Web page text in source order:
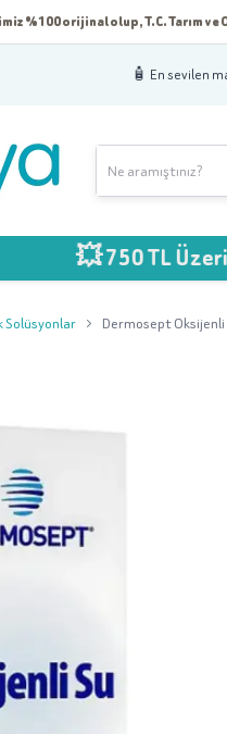
%100 orijinal olup, T.C. Tarım ve
🧴 En sevilen
💥 750 TL Üzeri %50
Dermosept